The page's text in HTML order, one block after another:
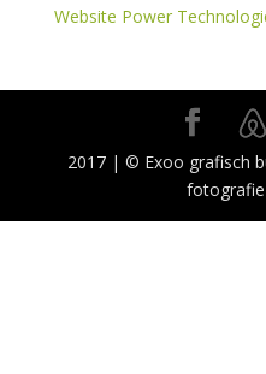
Website Power
2017 | © Exoo grafisch
fotografie